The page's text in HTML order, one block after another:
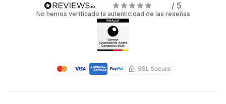
/ 5
No hemos verificado la autenticidad de las reseñas